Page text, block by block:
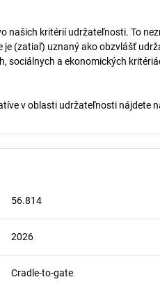
kritérií udržateľnosti. To
je (zatiaľ) uznaný ako obzvlášť
sociálnych a ekonomických
v oblasti udržateľnosti nájdete
56.814
2026
Cradle-to-gate